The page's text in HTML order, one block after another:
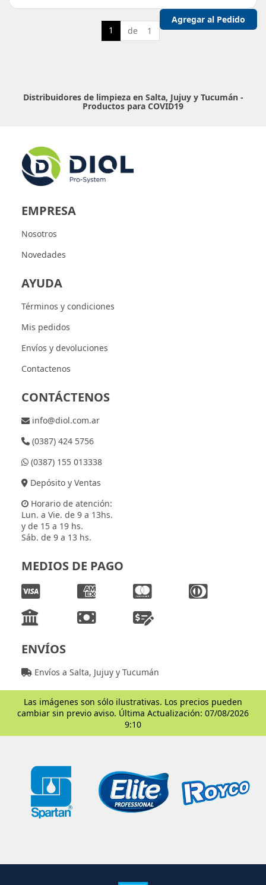
1 de 1
Distribuidores de limpieza en Salta, Jujuy y Tucumán -
Productos para COVID19
EMPRESA
Nosotros
Novedades
AYUDA
Términos y condiciones
Mis pedidos
Envíos y devoluciones
Contactenos
CONTÁCTENOS
info@diol.com.ar
(0387) 424 5756
(0387) 155 013338
Depósito y Ventas
Horario de atención:
Lun. a Vie. de 9 a 13hs.
y de 15 a 19 hs.
Sáb. de 9 a 13 hs.
MEDIOS DE PAGO
ENVÍOS
Envíos a Salta, Jujuy y Tucumán
Las imágenes son sólo ilustrativas. Los precios pueden
cambiar sin previo aviso. Última Actualización: 07/08/2026
9:10